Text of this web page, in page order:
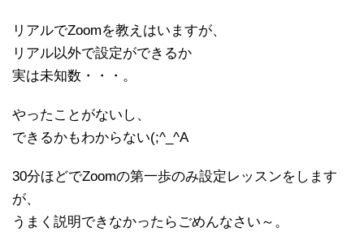
リアルでZoomを教えはいますが、
リアル以外で設定ができるか
実は未知数・・・。
やったことがないし、
できるかもわからない(;^_^A
30分ほどでZoomの第一歩のみ設定レッスンをします
が、
うまく説明できなかったらごめんなさい～。